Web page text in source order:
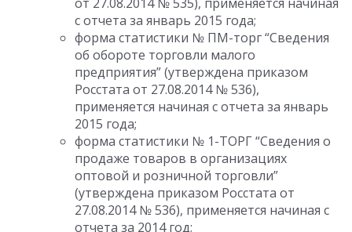
с отчета за январь 2015 года;
форма статистики № ПМ-торг “Сведения
об обороте торговли малого
предприятия” (утверждена приказом
Росстата от 27.08.2014 № 536),
применяется начиная с отчета за январь
2015 года;
форма статистики № 1-ТОРГ “Сведения о
продаже товаров в организациях
оптовой и розничной торговли”
(утверждена приказом Росстата от
27.08.2014 № 536), применяется начиная с
отчета за 2014 год;